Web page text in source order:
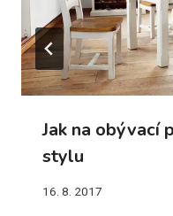
Jak na obývací
stylu
16. 8. 2017